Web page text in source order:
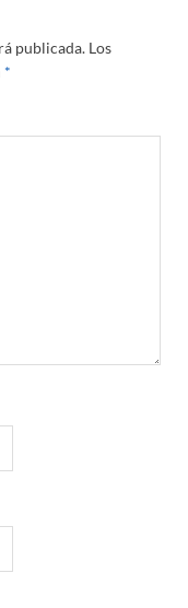
publicada. Los
*